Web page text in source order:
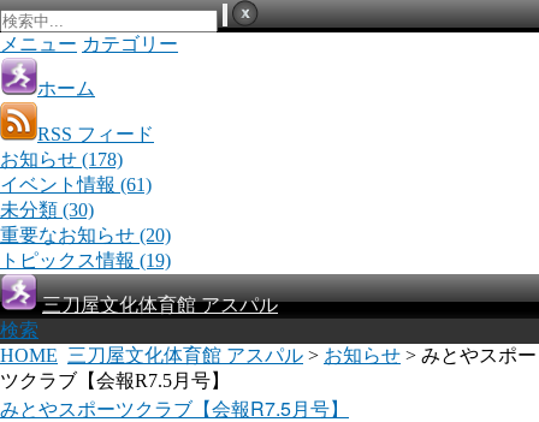
メニュー カテゴリー
ホーム
RSS フィード
お知らせ (178)
イベント情報 (61)
未分類 (30)
重要なお知らせ (20)
トピックス情報 (19)
三刀屋文化体育館 アスパル
検索
HOME 三刀屋文化体育館 アスパル > お知らせ > みとやスポー
ツクラブ【会報R7.5月号】
みとやスポーツクラブ【会報R7.5月号】